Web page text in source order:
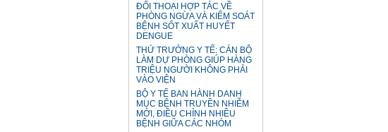
ĐỐI THOẠI HỢP TÁC VỀ
PHÒNG NGỪA VÀ KIỂM SOÁT
BỆNH SỐT XUẤT HUYẾT
DENGUE
THỨ TRƯỞNG Y TẾ: CÁN BỘ
LÀM DỰ PHÒNG GIÚP HÀNG
TRIỆU NGƯỜI KHÔNG PHẢI
VÀO VIỆN
BỘ Y TẾ BAN HÀNH DANH
MỤC BỆNH TRUYỀN NHIỄM
MỚI, ĐIỀU CHỈNH NHIỀU
BỆNH GIỮA CÁC NHÓM